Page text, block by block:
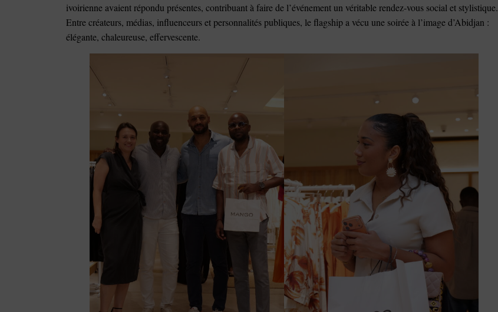
ivoirienne avaient répondu présentes, contribuant à faire de l’événement un véritable rendez-vous social et stylistique.
Entre créateurs, médias, influenceurs et personnalités publiques, le flagship a vécu une soirée à l’image d’Abidjan :
élégante, chaleureuse, effervescente.